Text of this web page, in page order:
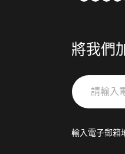
將我們
請
輸
郵
輸入電子郵箱